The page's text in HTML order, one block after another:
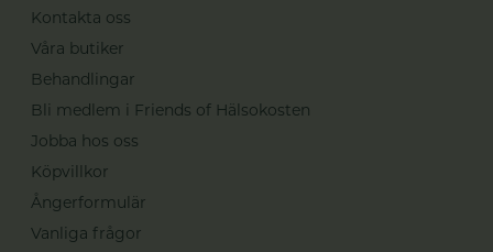
Kontakta oss
Våra butiker
Behandlingar
Bli medlem i Friends of Hälsokosten
Jobba hos oss
Köpvillkor
Ångerformulär
Vanliga frågor